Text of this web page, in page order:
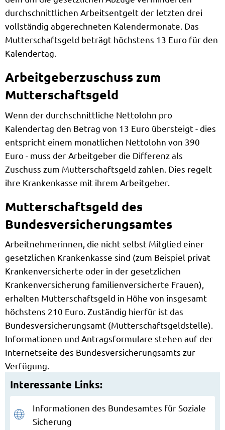
durchschnittlichen Arbeitsentgelt der letzten drei
vollständig abgerechneten Kalendermonate. Das
Mutterschaftsgeld beträgt höchstens 13 Euro für den
Kalendertag.
Arbeitgeberzuschuss zum
Mutterschaftsgeld
Wenn der durchschnittliche Nettolohn pro
Kalendertag den Betrag von 13 Euro übersteigt - dies
entspricht einem monatlichen Nettolohn von 390
Euro - muss der Arbeitgeber die Differenz als
Zuschuss zum Mutterschaftsgeld zahlen. Dies regelt
ihre Krankenkasse mit ihrem Arbeitgeber.
Mutterschaftsgeld des
Bundesversicherungsamtes
Arbeitnehmerinnen, die nicht selbst Mitglied einer
gesetzlichen Krankenkasse sind (zum Beispiel privat
Krankenversicherte oder in der gesetzlichen
Krankenversicherung familienversicherte Frauen),
erhalten Mutterschaftsgeld in Höhe von insgesamt
höchstens 210 Euro. Zuständig hierfür ist das
Bundesversicherungsamt (Mutterschaftsgeldstelle).
Informationen und Antragsformulare stehen auf der
Internetseite des Bundesversicherungsamts zur
Verfügung.
Interessante Links:
Informationen des Bundesamtes für Soziale
Sicherung